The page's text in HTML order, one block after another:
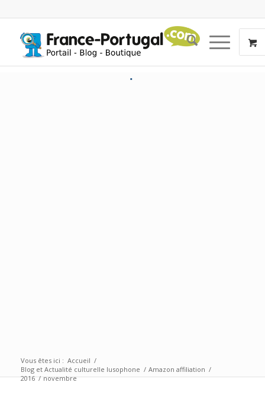
Vous êtes ici : Accueil /
Blog et Actualité culturelle lusophone / Amazon affiliation /
2016 / novembre